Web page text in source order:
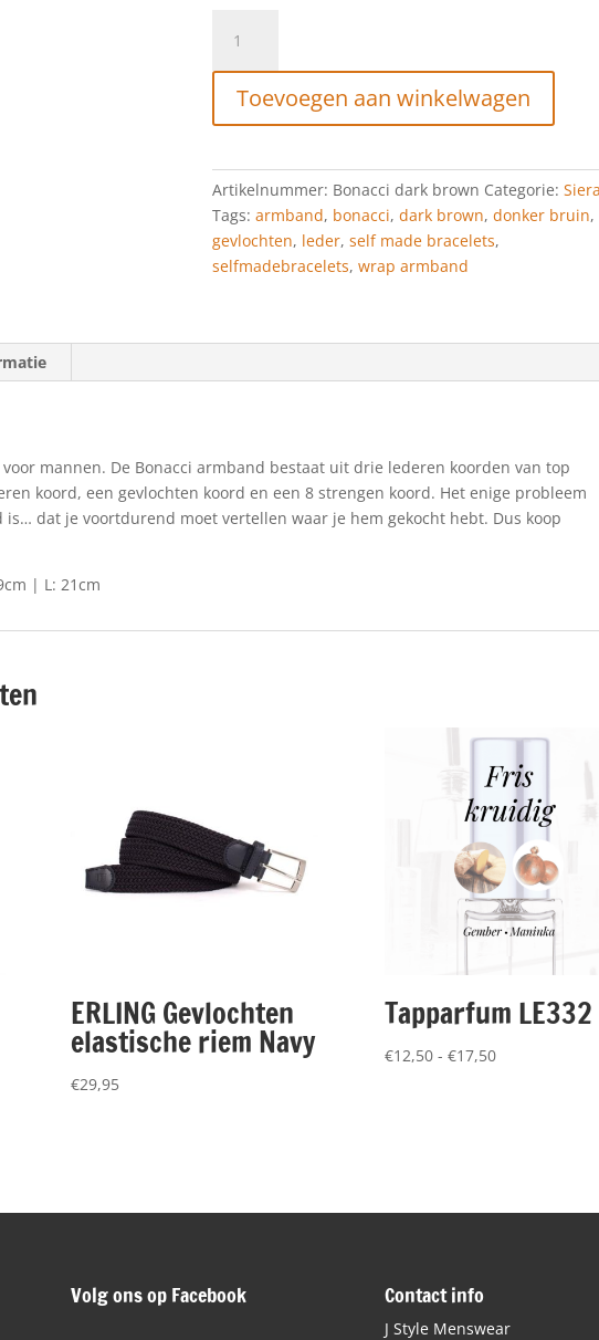
Made
Bracelets
Bonacci
dark
aantal
Toevoegen aan winkelwagen
Artikelnummer: Bonacci dark brown Categorie:
Tags:armband, bonacci,dark brown,donker bruin,
gevlochten, leder,self made bracelets,
selfmadebracelets,wrap armband
mannen. De Bonacci armband bestaat uit drie lederen koorden van top
koord, een gevlochten koord en een 8 strengen koord. Het enige probleem
dat je voortdurend moet vertellen waar je hem gekocht hebt. Dus koop
| L: 21cm
ERLING Gevlochten
elastische riem Navy
€29,95
Tapparfum LE332
€12,50 - €17,50Prijsklasse:
Volg ons op Facebook Contact info
J Style Menswear